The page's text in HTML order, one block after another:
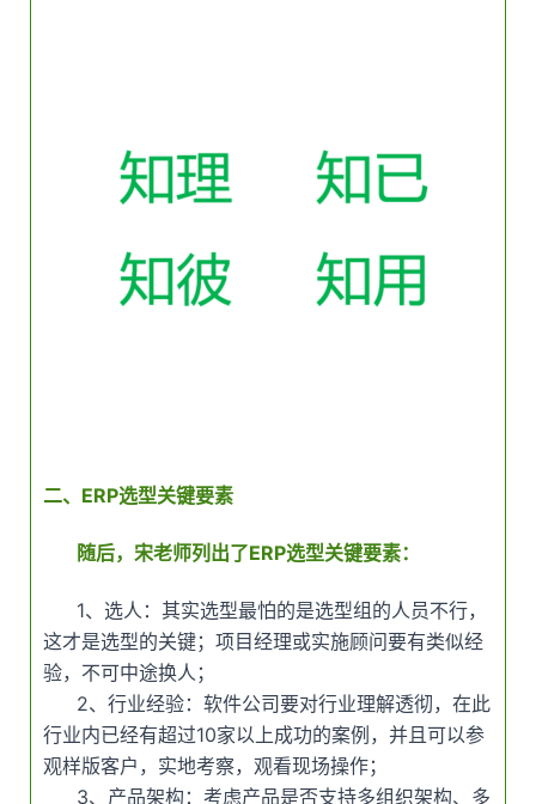
二、ERP选型关键要素
随后，宋老师列出了ERP选型关键要素：
1、选人：其实选型最怕的是选型组的人员不行，
这才是选型的关键；项目经理或实施顾问要有类似经
验，不可中途换人；
2、行业经验：软件公司要对行业理解透彻，在此
行业内已经有超过10家以上成功的案例，并且可以参
观样版客户，实地考察，观看现场操作；
3、产品架构：考虑产品是否支持多组织架构、多